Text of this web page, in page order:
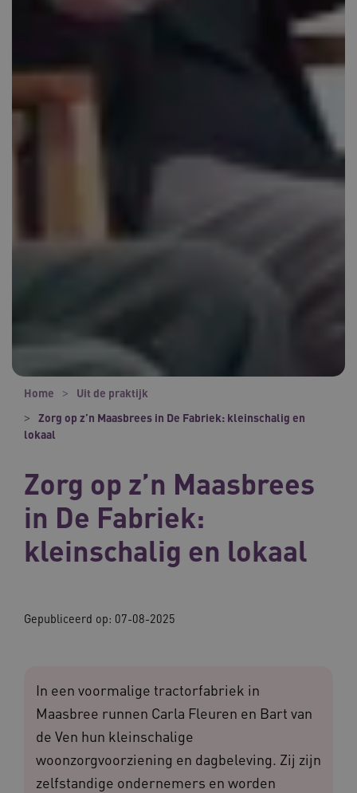
Home
Uit de praktijk
Zorg op z’n Maasbrees in De Fabriek: kleinschalig en
lokaal
Zorg op z’n Maasbrees
in De Fabriek:
kleinschalig en lokaal
Gepubliceerd op: 07-08-2025
In een voormalige tractorfabriek in
Maasbree runnen Carla Fleuren en Bart van
de Ven hun kleinschalige
woonzorgvoorziening en dagbeleving. Zij zijn
zelfstandige ondernemers en worden